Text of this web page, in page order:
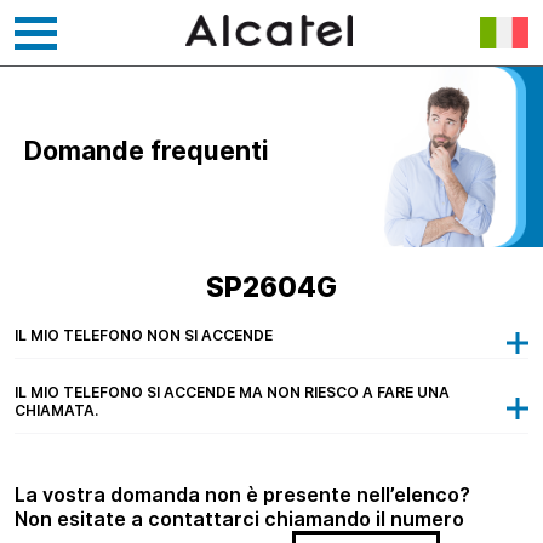
Domande frequenti
SP2604G
IL MIO TELEFONO NON SI ACCENDE
IL MIO TELEFONO SI ACCENDE MA NON RIESCO A FARE UNA
CHIAMATA.
La vostra domanda non è presente nell’elenco?
Non esitate a contattarci chiamando il numero